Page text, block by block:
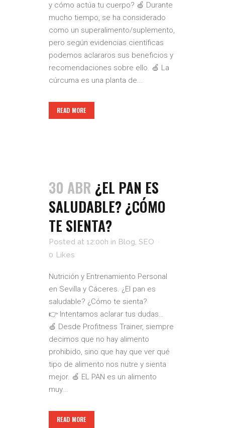
y cómo actúa tu cuerpo? 🍏 Durante
mucho tiempo, se ha considerado
como un superalimento/suplemento,
pero según evidencias científicas
podemos aclararos sus beneficios y
recomendaciones sobre ello. 🍏 La
cúrcuma es una planta de...
READ MORE
30 ABR ¿EL PAN ES
SALUDABLE? ¿CÓMO
TE SIENTA?
Posted at 12:00h in Blog, SEO
0 Likes
Nutrición y Entrenamiento Personal
en Sevilla y Cáceres. ¿El pan es
saludable? ¿Cómo te sienta?
👉 Intentamos aclarar tus dudas…
🍏 Desde Profitness Trainer, siempre
decimos que no hay alimento
prohibido, sino que hay que ver qué
tipo de alimento nos nutre y sienta
mejor. 🍏 EL PAN es un alimento
muy...
READ MORE